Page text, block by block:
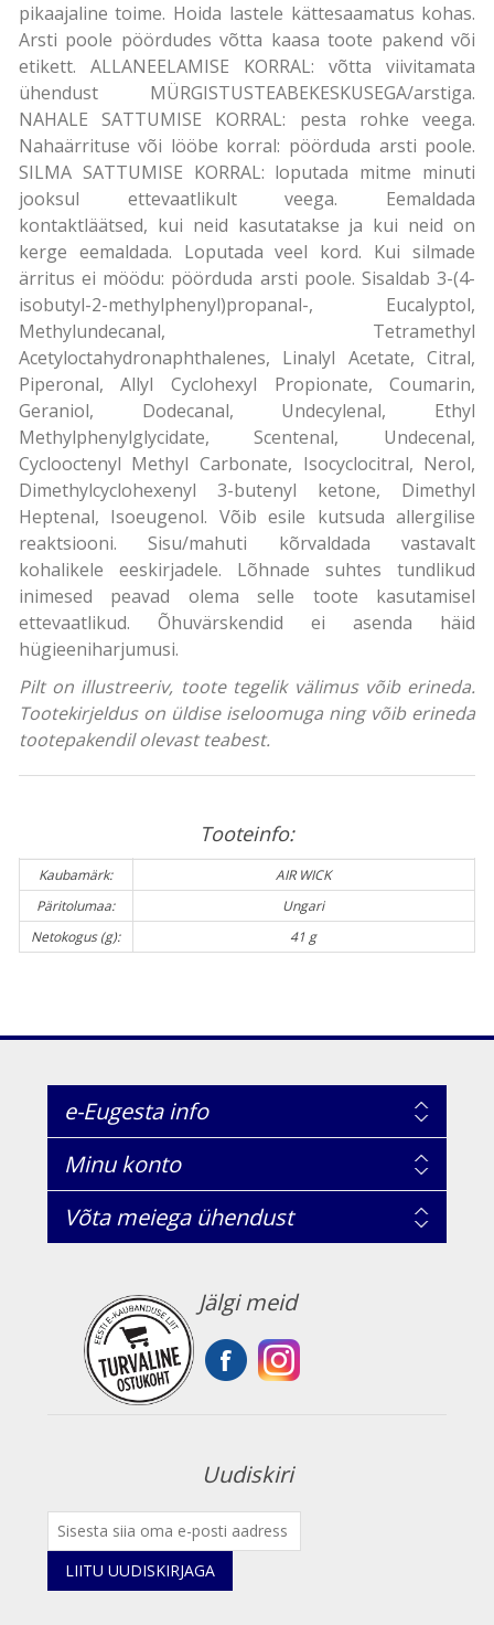
pikaajaline toime. Hoida lastele kättesaamatus kohas.
Arsti poole pöördudes võtta kaasa toote pakend või
etikett. ALLANEELAMISE KORRAL: võtta viivitamata
ühendust MÜRGISTUSTEABEKESKUSEGA/arstiga.
NAHALE SATTUMISE KORRAL: pesta rohke veega.
Nahaärrituse või lööbe korral: pöörduda arsti poole.
SILMA SATTUMISE KORRAL: loputada mitme minuti
jooksul ettevaatlikult veega. Eemaldada
kontaktläätsed, kui neid kasutatakse ja kui neid on
kerge eemaldada. Loputada veel kord. Kui silmade
ärritus ei möödu: pöörduda arsti poole. Sisaldab 3-(4-
isobutyl-2-methylphenyl)propanal-, Eucalyptol,
Methylundecanal, Tetramethyl
Acetyloctahydronaphthalenes, Linalyl Acetate, Citral,
Piperonal, Allyl Cyclohexyl Propionate, Coumarin,
Geraniol, Dodecanal, Undecylenal, Ethyl
Methylphenylglycidate, Scentenal, Undecenal,
Cyclooctenyl Methyl Carbonate, Isocyclocitral, Nerol,
Dimethylcyclohexenyl 3-butenyl ketone, Dimethyl
Heptenal, Isoeugenol. Võib esile kutsuda allergilise
reaktsiooni. Sisu/mahuti kõrvaldada vastavalt
kohalikele eeskirjadele. Lõhnade suhtes tundlikud
inimesed peavad olema selle toote kasutamisel
ettevaatlikud. Õhuvärskendid ei asenda häid
hügieeniharjumusi.
Pilt on illustreeriv, toote tegelik välimus võib erineda.
Tootekirjeldus on üldise iseloomuga ning võib erineda
tootepakendil olevast teabest.
Tooteinfo:
Kaubamärk:
AIR WICK
Päritolumaa:
Ungari
Netokogus (g):
41 g
e-Eugesta info
Minu konto
Võta meiega ühendust
Jälgi meid
Uudiskiri
LIITU UUDISKIRJAGA